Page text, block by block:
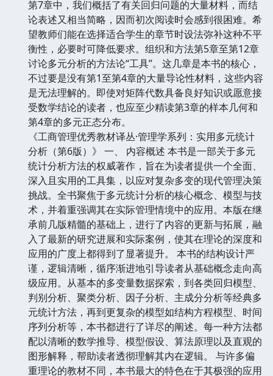
第7章中，我们概括了有关回归问题的大量材料，而结
论表述又相当简略，因而初次阅读时会感到很困难。希
望教师们能在选择适合学生的章节时设法弥补这种不平
衡性，必要时可降低要求。组织和方法第5章至第12章
讨论多元分析的方法论“工具”。这几章是本书的核心，
不过要是没有第1至第4章的大量导论性材料，这些内容
是无法理解的。即使对矩阵代数具备良好知识或愿意接
受数学结论的读者，也应至少精读第3章的样本几何和
第4章的多元正态分布。
《工商管理优秀教材译丛·管理学系列：实用多元统计
分析（第6版）》 一、 内容概述 本书是一部关于多元
统计分析方法的权威著作，旨在为读者提供一个全面、
深入且实用的工具集，以应对复杂多变的现代管理决策
挑战。全书聚焦于多元统计分析的核心概念、模型与技
术，并着重强调其在实际管理情境中的应用。本版在继
承前几版精髓的基础上，进行了内容的更新与拓展，融
入了最新的研究进展和实际案例，使其在理论的深度和
应用的广度上都得到了显著提升。 本书的结构设计严
谨，逻辑清晰，循序渐进地引导读者从基础概念走向高
级应用。从基本的多变量数据探索，到各类回归模型、
判别分析、聚类分析、因子分析、主成分分析等经典多
元统计方法，再到更复杂的模型如结构方程模型、时间
序列分析等，本书都进行了详尽的阐述。每一种方法都
配以清晰的数学推导、模型假设、算法原理以及直观的
图形解释，帮助读者透彻理解其内在逻辑。 与许多偏
重理论的教材不同，本书最大的特色在于其极强的应用